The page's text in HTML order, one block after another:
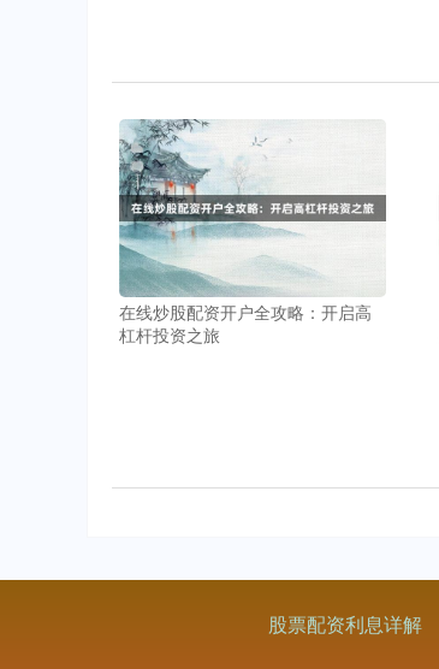
在线炒股配资开户全攻略：开启高
杠杆投资之旅
股票配资利息详解